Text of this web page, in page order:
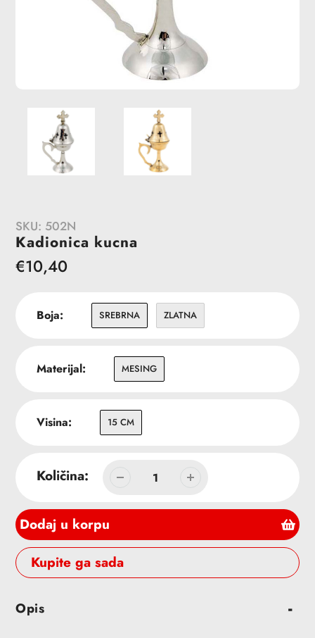
SKU: 502N
Kadionica kucna
Redovna
€10,40
Boja: SREBRNA ZLATNA
Materijal: MESING
Visina: 15 CM
Količina:
Dodaj u korpu
Buy it now
proizvoda
Opis